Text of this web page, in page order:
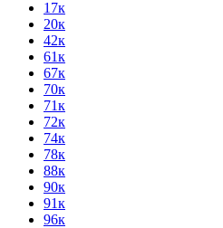
17к
20к
42к
61к
67к
70к
71к
72к
74к
78к
88к
90к
91к
96к